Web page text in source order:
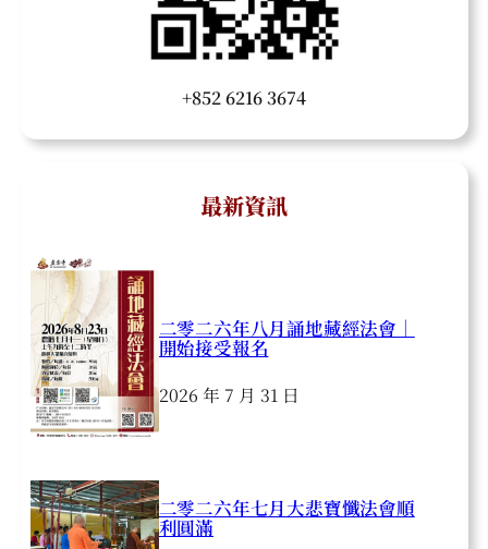
+852 6216 3674
最新資訊
二零二六年八月誦地藏經法會｜
開始接受報名
2026 年 7 月 31 日
二零二六年七月大悲寶懺法會順
利圓滿